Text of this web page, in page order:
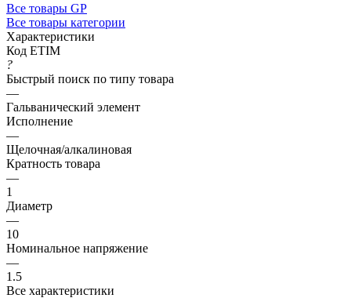
Все товары GP
Все товары категории
Характеристики
Код ETIM
?
Быстрый поиск по типу товара
—
Гальванический элемент
Исполнение
—
Щелочная/алкалиновая
Кратность товара
—
1
Диаметр
—
10
Номинальное напряжение
—
1.5
Все характеристики